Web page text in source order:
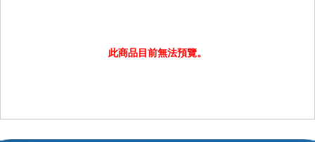
此商品目前無法預覽。